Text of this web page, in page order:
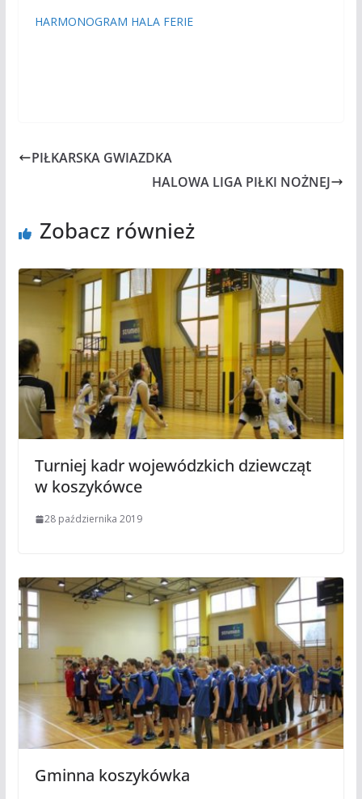
HARMONOGRAM HALA FERIE
PIŁKARSKA GWIAZDKA
HALOWA LIGA PIŁKI NOŻNEJ
Zobacz również
Turniej kadr wojewódzkich dziewcząt
w koszykówce
28 października 2019
Gminna koszykówka